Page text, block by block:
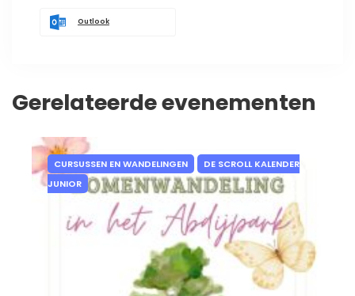
Outlook
Gerelateerde evenementen
CURSUSSEN EN WANDELINGEN
DE SCROLL KALENDER
JUNIOR